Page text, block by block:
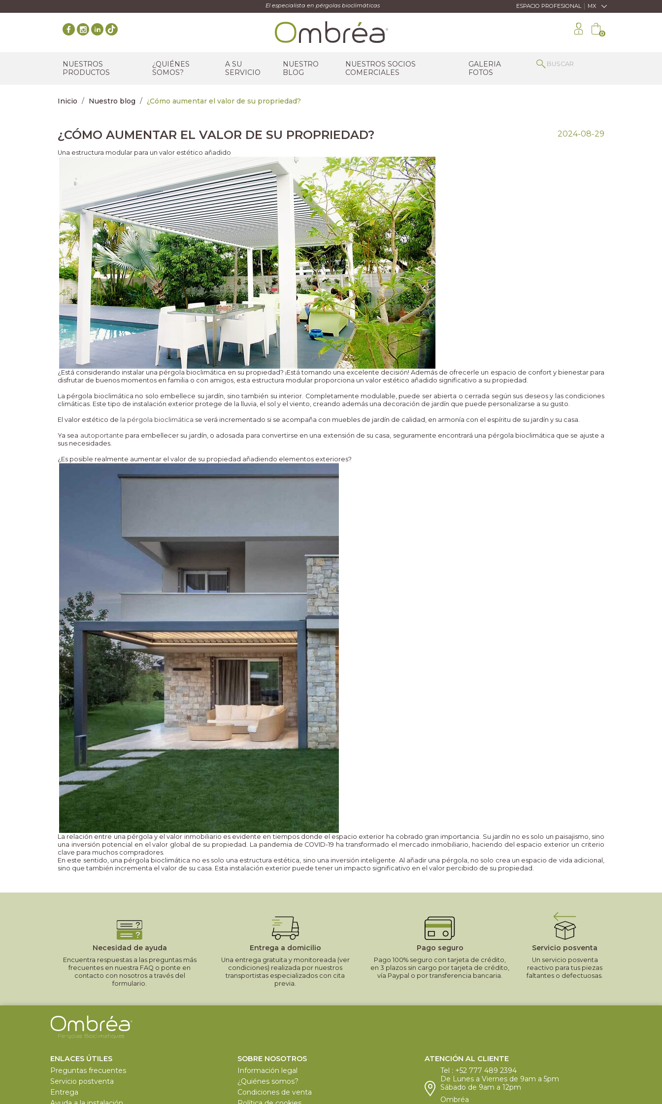
El especialista en pérgolas bioclimáticas ESPACIO PROFESIONAL| MX
0
NUESTROS
PRODUCTOS
¿QUIÉNES
SOMOS?
A SU
SERVICIO
NUESTRO
BLOG
NUESTROS SOCIOS
COMERCIALES
GALERIA
FOTOS
Inicio Nuestro blog ¿Cómo aumentar el valor de su propriedad?
¿CÓMO AUMENTAR EL VALOR DE SU PROPRIEDAD? 2024-08-29
Una estructura modular para un valor estético añadido
¿Está considerando instalar una pérgola bioclimática en su propiedad? ¡Está tomando una excelente decisión! Además de ofrecerle un espacio de confort y bienestar para
disfrutar de buenos momentos en familia o con amigos, esta estructura modular proporciona un valor estético añadido significativo a su propiedad.
La pérgola bioclimática no solo embellece su jardín, sino también su interior. Completamente modulable, puede ser abierta o cerrada según sus deseos y las condiciones
climáticas. Este tipo de instalación exterior protege de la lluvia, el sol y el viento, creando además una decoración de jardín que puede personalizarse a su gusto.
El valor estético de la pérgola bioclimática se verá incrementado si se acompaña con muebles de jardín de calidad, en armonía con el espíritu de su jardín y su casa.
Ya sea autoportante para embellecer su jardín, o adosada para convertirse en una extensión de su casa, seguramente encontrará una pérgola bioclimática que se ajuste a
sus necesidades.
¿Es posible realmente aumentar el valor de su propiedad añadiendo elementos exteriores?
La relación entre una pérgola y el valor inmobiliario es evidente en tiempos donde el espacio exterior ha cobrado gran importancia. Su jardín no es solo un paisajismo, sino
una inversión potencial en el valor global de su propiedad. La pandemia de COVID-19 ha transformado el mercado inmobiliario, haciendo del espacio exterior un criterio
clave para muchos compradores.
En este sentido, una pérgola bioclimática no es solo una estructura estética, sino una inversión inteligente. Al añadir una pérgola, no solo crea un espacio de vida adicional,
sino que también incrementa el valor de su casa. Esta instalación exterior puede tener un impacto significativo en el valor percibido de su propiedad.
Necesidad de ayuda
Encuentra respuestas a las preguntas más
frecuentes en nuestra FAQ o ponte en
contacto con nosotros a través del
formulario.
Entrega a domicilio
Una entrega gratuita y monitoreada (ver
condiciones) realizada por nuestros
transportistas especializados con cita
previa.
Pago seguro
Pago 100% seguro con tarjeta de crédito,
en 3 plazos sin cargo por tarjeta de crédito,
vía Paypal o por transferencia bancaria.
Servicio posventa
Un servicio posventa
reactivo para tus piezas
faltantes o defectuosas.
ENLACES ÚTILES
Preguntas frecuentes
Servicio postventa
Entrega
SOBRE NOSOTROS
Información legal
¿Quiénes somos?
Condiciones de venta
ATENCIÓN AL CLIENTE
Tel : +52 777 489 2394
De Lunes a Viernes de 9am a 5pm
Sábado de 9am a 12pm
Ombréa